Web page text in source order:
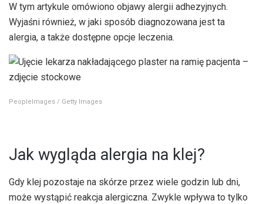
W tym artykule omówiono objawy alergii adhezyjnych.
Wyjaśni również, w jaki sposób diagnozowana jest ta
alergia, a także dostępne opcje leczenia.
PeopleImages / Getty Images
Jak wygląda alergia na klej?
Gdy klej pozostaje na skórze przez wiele godzin lub dni,
może wystąpić reakcja alergiczna. Zwykle wpływa to tylko